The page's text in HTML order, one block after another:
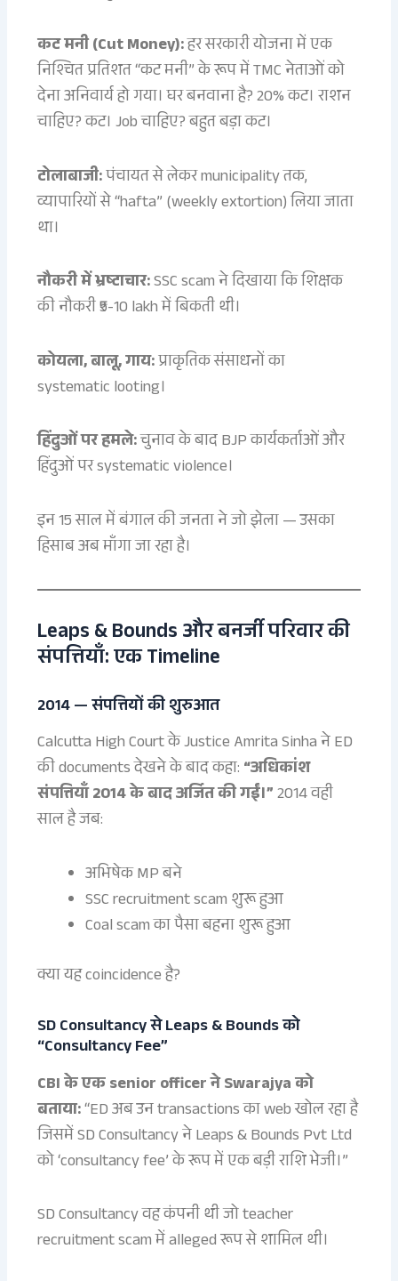
कट मनी (Cut Money):हर सरकारी योजना में एक
निश्चित प्रतिशत “कट मनी” के रूप में TMC नेताओं को
देना अनिवार्य हो गया। घर बनवाना है? 20% कट। राशन
चाहिए? कट। Job चाहिए? बहुत बड़ा कट।
टोलाबाजी:पंचायत से लेकर municipality तक,
व्यापारियों से “hafta” (weekly extortion) लिया जाता
था।
नौकरी में भ्रष्टाचार:SSC scam ने दिखाया कि शिक्षक
की नौकरी ₹5-10 lakh में बिकती थी।
कोयला, बालू, गाय:प्राकृतिक संसाधनों का
systematic looting।
हिंदुओं पर हमले:चुनाव के बाद BJP कार्यकर्ताओं और
हिंदुओं पर systematic violence।
इन 15 साल में बंगाल की जनता ने जो झेला — उसका
हिसाब अब माँगा जा रहा है।
Leaps & Bounds और बनर्जी परिवार की
संपत्तियाँ: एक Timeline
2014 — संपत्तियों की शुरुआत
Calcutta High Court के Justice Amrita Sinha ने ED
की documents देखने के बाद कहा: “अधिकांश
संपत्तियाँ 2014 के बाद अर्जित की गईं।”2014 वही
साल है जब:
अभिषेक MP बने
SSC recruitment scam शुरू हुआ
Coal scam का पैसा बहना शुरू हुआ
क्या यह coincidence है?
SD Consultancy से Leaps & Bounds को
“Consultancy Fee”
CBI के एक senior officer ने Swarajya को
बताया:“ED अब उन transactions का web खोल रहा है
जिसमें SD Consultancy ने Leaps & Bounds Pvt Ltd
को ‘consultancy fee’ के रूप में एक बड़ी राशि भेजी।”
SD Consultancy वह कंपनी थी जो teacher
recruitment scam में alleged रूप से शामिल थी।